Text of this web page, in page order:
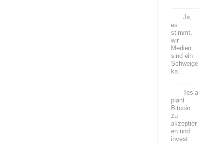
Ja,
es
stimmt,
wir
Medien
sind ein
Schweige
ka…
Tesla
plant
Bitcoin
zu
akzeptier
en und
invest…